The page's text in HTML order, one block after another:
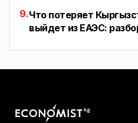
9.Что потеряет
выйдет из ЕАЭС: